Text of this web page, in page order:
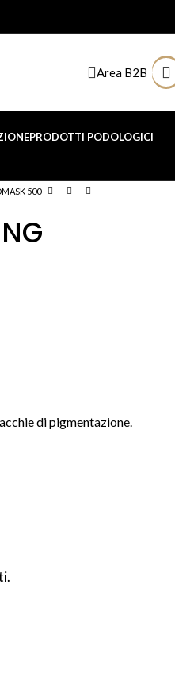
Area B2B
PRODOTTI PODOLOGICI
500
di pigmentazione.